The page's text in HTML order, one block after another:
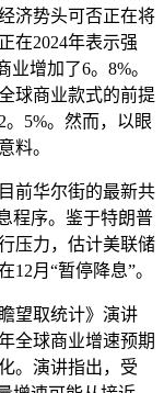
济势头可否正在将
在2024年表示强
增加了6。8%。
球商业款式的前提
5%。然而，以眼
料。
前华尔街的最新共
程序。鉴于特朗普
压力，估计美联储
月“暂停降息”。
望取统计》演讲
全球商业增速预期
。演讲指出，受